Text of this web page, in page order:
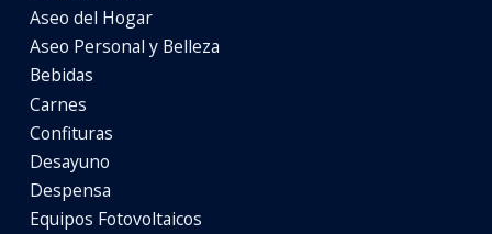
Aseo del Hogar
Aseo Personal y Belleza
Bebidas
Carnes
Confituras
Desayuno
Despensa
Equipos Fotovoltaicos